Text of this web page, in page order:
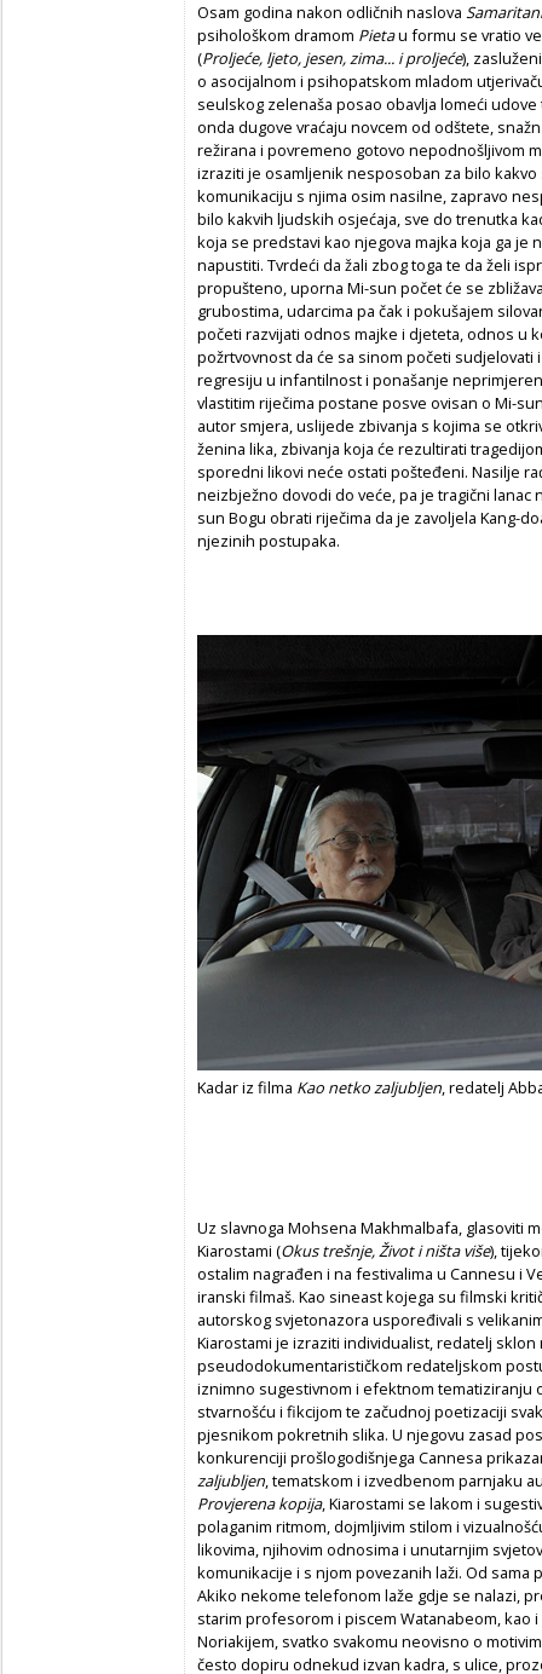
Osam godina nakon odličnih naslova
psihološkom dramom Pietau formu se vratio
(Proljeće, ljeto, jesen, zima... i proljeće),
o asocijalnom i psihopatskom mladom
seulskog zelenaša posao obavlja lomeći
onda dugove vraćaju novcem od odštete,
režirana i povremeno gotovo nepodnošljivom
izraziti je osamljenik nesposoban za bilo
komunikaciju s njima osim nasilne, zapravo
bilo kakvih ljudskih osjećaja, sve do trenutka
koja se predstavi kao njegova majka koja ga
napustiti. Tvrdeći da žali zbog toga te da želi
propušteno, uporna Mi-sun počet će se
grubostima, udarcima pa čak i pokušajem
početi razvijati odnos majke i djeteta, odnos u
požrtvovnost da će sa sinom početi
regresiju u infantilnost i ponašanje
vlastitim riječima postane posve ovisan o Mi-
autor smjera, uslijede zbivanja s kojima se
ženina lika, zbivanja koja će rezultirati
sporedni likovi neće ostati pošteđeni. Nasilje
neizbježno dovodi do veće, pa je tragični
sun Bogu obrati riječima da je zavoljela Kang-
njezinih postupaka.
Kadar iz filma Kao netko zaljubljen, redatelj
Uz slavnoga Mohsena Makhmalbafa, glasoviti
Kiarostami (Okus trešnje, Život i ništa više),
ostalim nagrađen i na festivalima u Cannesu i
iranski filmaš. Kao sineast kojega su filmski
autorskog svjetonazora uspoređivali s
Kiarostami je izraziti individualist, redatelj sklon
pseudodokumentarističkom redateljskom
iznimno sugestivnom i efektnom tematiziranju
stvarnošću i fikcijom te začudnoj poetizaciji
pjesnikom pokretnih slika. U njegovu zasad
konkurenciji prošlogodišnjega Cannesa
zaljubljen, tematskom i izvedbenom parnjaku
Provjerena kopija, Kiarostami se lakom i
polaganim ritmom, dojmljivim stilom i
likovima, njihovim odnosima i unutarnjim
komunikacije i s njom povezanih laži. Od
Akiko nekome telefonom laže gdje se nalazi,
starim profesorom i piscem Watanabeom, kao
Noriakijem, svatko svakomu neovisno o
često dopiru odnekud izvan kadra, s ulice,